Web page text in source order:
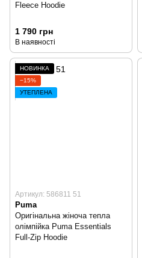
Fleece Hoodie
1 790 грн
В наявності
НОВИНКА
−15%
УТЕПЛЕНА
Артикул: 586811 51
Puma
Оригінальна жіноча тепла
олімпійка Puma Essentials
Full-Zip Hoodie